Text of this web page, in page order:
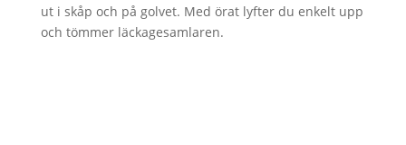
ut i skåp och på golvet. Med örat lyfter du enkelt upp
och tömmer läckagesamlaren.